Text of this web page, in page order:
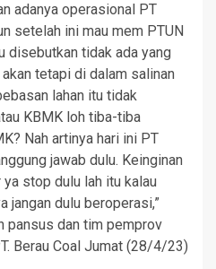
adanya operasional PT
setelah ini mau mem PTUN
disebutkan tidak ada yang
tetapi di dalam salinan
lahan itu tidak
KBMK loh tiba-tiba
Nah artinya hari ini PT
jawab dulu. Keinginan
stop dulu lah itu kalau
jangan dulu beroperasi,”
pansus dan tim pemprov
Berau Coal Jumat (28/4/23)